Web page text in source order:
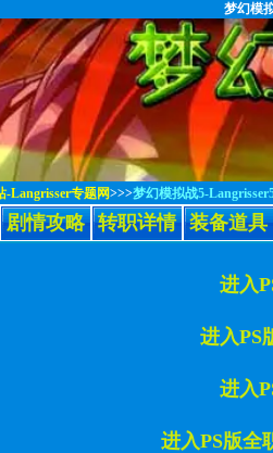
梦幻模
-Langrisser专题网>>>梦幻模拟战5-
剧情攻略 转职详情 装备道具
进入
进入PS
进入
进入PS版全